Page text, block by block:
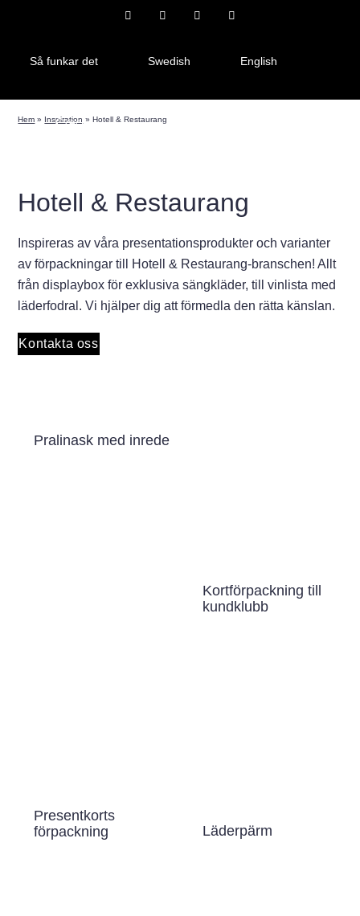
Så funkar det Swedish English
Czech
Hem » Inspiration »Hotell & Restaurang
Hotell & Restaurang
Inspireras av våra presentationsprodukter och varianter
av förpackningar till Hotell & Restaurang-branschen! Allt
från displaybox för exklusiva sängkläder, till vinlista med
läderfodral. Vi hjälper dig att förmedla den rätta känslan.
Kontakta oss
Pralinask med inrede
Kortförpackning till
kundklubb
Presentkorts
förpackning
Läderpärm